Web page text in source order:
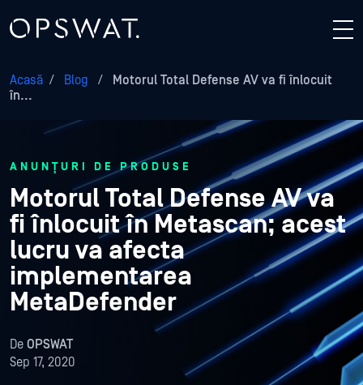
Acasă / Blog /
Motorul Total Defense AV va fi înlocuit
în...
ANUNȚURI DE PRODUSE
Motorul Total Defense AV va
fi înlocuit în Metascan; acest
lucru va afecta
implementarea
MetaDefender
De OPSWAT
Sep 17, 2020